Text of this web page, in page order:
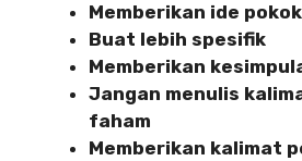
Memberikan ide pokok
Buat lebih spesifik
Memberikan
Jangan menulis
faham
Memberikan kalimat